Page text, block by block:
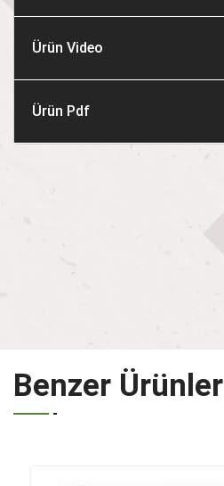
Ürün Video
Ürün Pdf
Benzer Ürünler